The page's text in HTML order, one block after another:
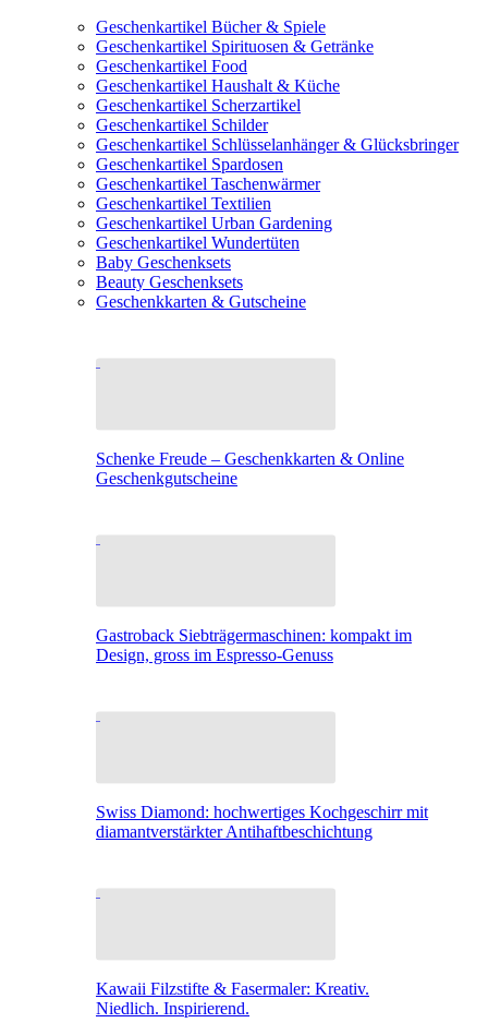
Geschenkartikel Bücher & Spiele
Geschenkartikel Spirituosen & Getränke
Geschenkartikel Food
Geschenkartikel Haushalt & Küche
Geschenkartikel Scherzartikel
Geschenkartikel Schilder
Geschenkartikel Schlüsselanhänger & Glücksbringer
Geschenkartikel Spardosen
Geschenkartikel Taschenwärmer
Geschenkartikel Textilien
Geschenkartikel Urban Gardening
Geschenkartikel Wundertüten
Baby Geschenksets
Beauty Geschenksets
Geschenkkarten & Gutscheine
Schenke Freude – Geschenkkarten & Online
Geschenkgutscheine
Gastroback Siebträgermaschinen: kompakt im
Design, gross im Espresso-Genuss
Swiss Diamond: hochwertiges Kochgeschirr mit
diamantverstärkter Antihaftbeschichtung
Kawaii Filzstifte & Fasermaler: Kreativ.
Niedlich. Inspirierend.